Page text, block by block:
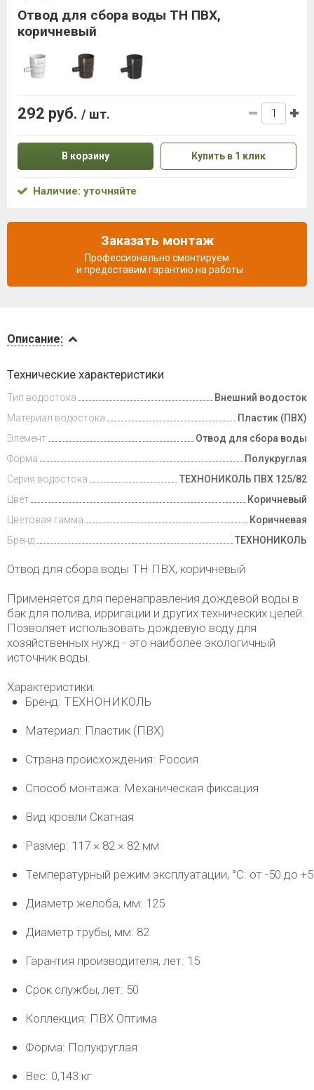
Доставка
Описание:
Технические характеристики
Тип водостока
Внешний водосток
Материал водостока
Пластик (ПВХ)
Элемент
Отвод для сбора воды
Форма
Полукруглая
Серия водостока
ТЕХНОНИКОЛЬ ПВХ 125/82
Цвет
Коричневый
Цветовая гамма
Коричневая
Бренд
ТЕХНОНИКОЛЬ
Отвод для сбора воды ТН ПВХ, коричневый
Применяется для перенаправления дождевой воды в
бак для полива, ирригации и других технических целей.
Позволяет использовать дождевую воду для
хозяйственных нужд - это наиболее экологичный
источник воды.
Характеристики:
Бренд: ТЕХНОНИКОЛЬ
Материал: Пластик (ПВХ)
Страна происхождения: Россия
Способ монтажа: Механическая фиксация
Вид кровли Скатная
Размер: 117 × 82 × 82 мм
Температурный режим эксплуатации, °C: от -50 до
Диаметр желоба, мм: 125
Диаметр трубы, мм: 82
Гарантия производителя, лет: 15
Срок службы, лет: 50
Коллекция: ПВХ Оптима
Форма: Полукруглая
Вес: 0,143 кг
Отвод для сбора воды ТН ПВХ,
коричневый
292 руб. / шт.
В корзину Купить в 1 клик
Наличие: уточняйте
Заказать монтаж
Профессионально смонтируем
и предоставим гарантию на работы